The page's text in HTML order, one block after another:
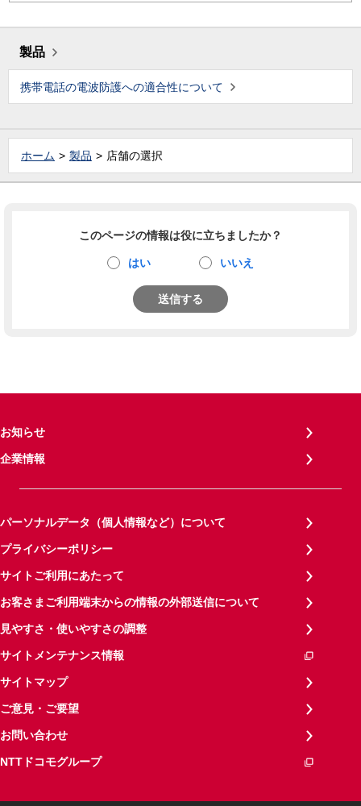
製品
携帯電話の電波防護への適合性について
ホーム 製品 店舗の選択
このページの情報は役に立ちましたか？
はい いいえ
送信する
お知らせ
企業情報
パーソナルデータ（個人情報など）について
プライバシーポリシー
サイトご利用にあたって
お客さまご利用端末からの情報の外部送信について
見やすさ・使いやすさの調整
サイトメンテナンス情報
サイトマップ
ご意見・ご要望
お問い合わせ
NTTドコモグループ